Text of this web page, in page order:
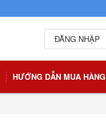
ĐĂNG NHẬP
HƯỚNG DẪN MUA HÀNG